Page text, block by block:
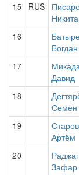
15 RUS
Никита
16
Богдан
17
Давид
18
Семён
19
Артём
20
Зафар